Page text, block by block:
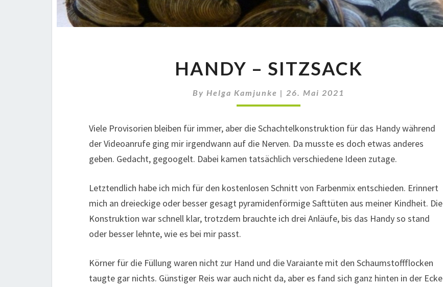
–
HANDY – SITZSACK
ByHelga Kamjunke | 26. Mai 2021
Viele Provisorien bleiben für immer, aber die Schachtelkonstruktion für das Handy während
der Videoanrufe ging mir irgendwann auf die Nerven. Da musste es doch etwas anderes
geben. Gedacht, gegoogelt. Dabei kamen tatsächlich verschiedene Ideen zutage.
Letztendlich habe ich mich für den kostenlosen Schnitt von Farbenmix entschieden. Erinnert
mich an dreieckige oder besser gesagt pyramidenförmige Safttüten aus meiner Kindheit. Die
Konstruktion war schnell klar, trotzdem brauchte ich drei Anläufe, bis das Handy so stand
oder besser lehnte, wie es bei mir passt.
Körner für die Füllung waren nicht zur Hand und die Varaiante mit den Schaumstoffflocken
taugte gar nichts. Günstiger Reis war auch nicht da, aber es fand sich ganz hinten in der Ecke